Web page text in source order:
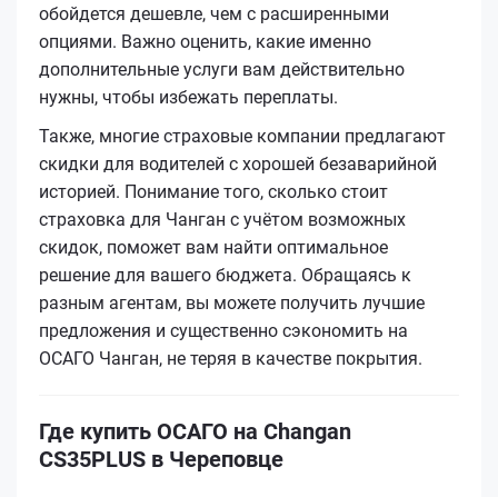
обойдется дешевле, чем с расширенными
опциями. Важно оценить, какие именно
дополнительные услуги вам действительно
нужны, чтобы избежать переплаты.
Также, многие страховые компании предлагают
скидки для водителей с хорошей безаварийной
историей. Понимание того, сколько стоит
страховка для Чанган с учётом возможных
скидок, поможет вам найти оптимальное
решение для вашего бюджета. Обращаясь к
разным агентам, вы можете получить лучшие
предложения и существенно сэкономить на
ОСАГО Чанган, не теряя в качестве покрытия.
Где купить ОСАГО на Changan
CS35PLUS в Череповце